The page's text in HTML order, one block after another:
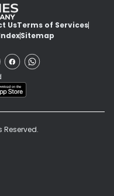
UsTerms of Services
Sitemap
Reserved.